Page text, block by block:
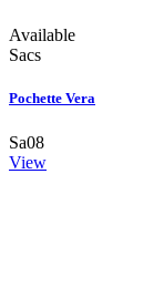
Available
Sacs
Pochette Vera
Sa08
View